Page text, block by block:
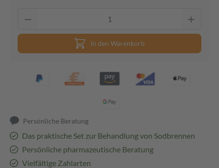
In den Warenkorb
Persönliche Beratung
Das praktische Set zur Behandlung von Sodbrennen
Persönliche pharmazeutische Beratung
Vielfältige Zahlarten